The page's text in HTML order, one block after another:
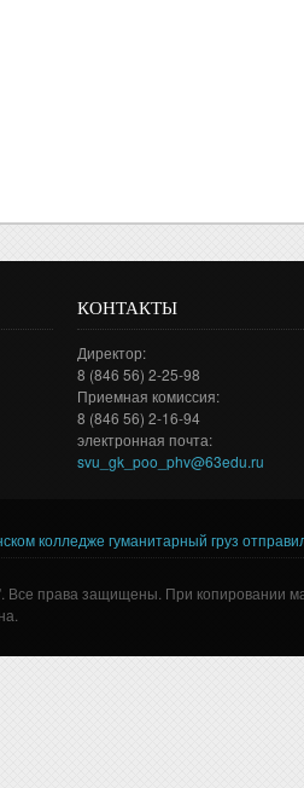
КОНТАКТЫ
Директор:
8 (846 56) 2-25-98
Приемная комиссия:
8 (846 56) 2-16-94
электронная почта:
svu_gk_poo_phv@63edu.ru
колледже гуманитарный груз
права защищены. При копировании